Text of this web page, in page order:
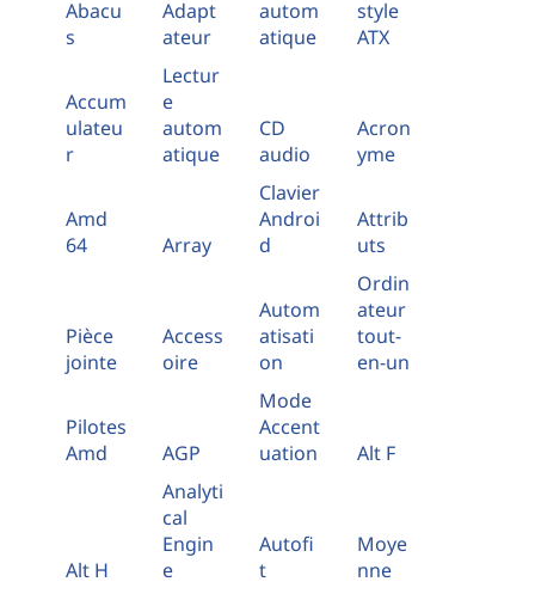
Abacu
s
Adapt
ateur
autom
atique
style
ATX
Accum
ulateu
r
Lectur
e
autom
atique
CD
audio
Acron
yme
Amd
64
Array
Clavier
Androi
d
Attrib
uts
Pièce
jointe
Access
oire
Autom
atisati
on
Ordin
ateur
tout-
en-un
Pilotes
Amd
AGP
Mode
Accent
uation
Alt F
Alt H
Analyti
cal
Engin
e
Autofi
t
Moye
nne